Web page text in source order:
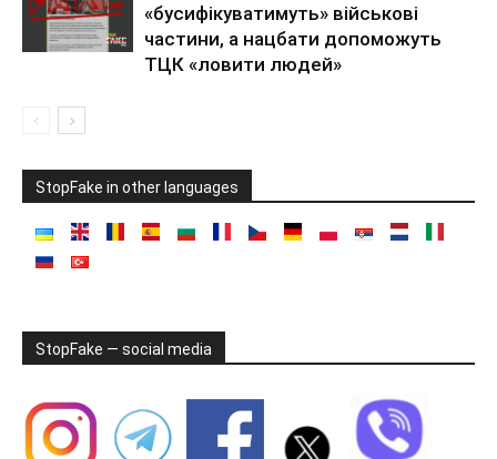
«бусифікуватимуть» військові
частини, а нацбати допоможуть
ТЦК «ловити людей»
StopFake in other languages
StopFake — social media